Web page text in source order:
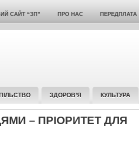
САЙТ “ЗП” ПРО НАС ПЕРЕДПЛАТА
ЗДОРОВ’Я КУЛЬТУРА
– ПРІОРИТЕТ ДЛЯ